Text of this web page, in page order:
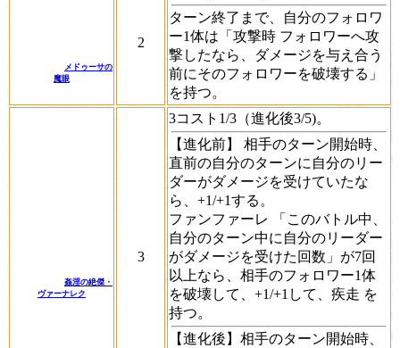
メドゥーサの
魔眼
2
ターン終了まで、自分のフォロワ
ー1体は「 攻撃時 フォロワーへ攻
撃したなら、ダメージを与え合う
前にそのフォロワーを破壊する」
を持つ。
姦淫の絶傑・
ヴァーナレク
3
3コスト1/3（進化後3/5)。
【進化前】 相手のターン開始時、
直前の自分のターンに自分のリー
ダーがダメージを受けていたな
ら、+1/+1する。
ファンファーレ
「このバトル中、
自分のターン中に自分のリーダー
がダメージを受けた回数」が7回
以上なら、相手のフォロワー1体
を破壊して、+1/+1して、 疾走 を
持つ。
【進化後】相手のターン開始時、